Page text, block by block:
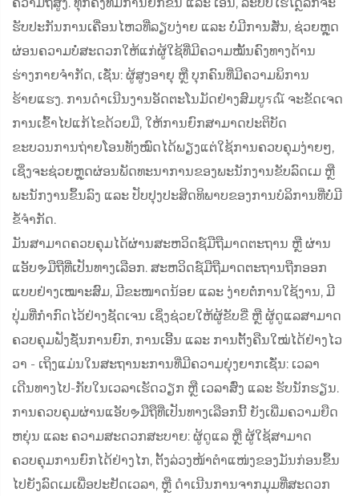
ຮັບປະກັນການເຄື່ອນໄຫວທີ່ລຽບງ່າຍ ແລະ ບໍ່ມີການສັ່ນ, ຊ່ວຍຫຼຸດ
ຜ່ອນຄວາມບໍ່ສະດວກໃຫ້ແກ່ຜູ້ໃຊ້ທີ່ມີຄວາມໝັ້ນຄົງທາງດ້ານ
ຮ່າງກາຍຈຳກັດ, ເຊັ່ນ: ຜູ້ສູງອາຍຸ ຫຼື ບຸກຄົນທີ່ມີຄວາມພິການ
ຮ້າຍແຮງ. ການດຳເນີນງານອັດຕະໂນມັດຢ່າງສົມບູรณ໌ ຈະຂັດເຈດ
ການເຂົ້າໄປແກ້ໄຂດ້ວຍມື, ໃຫ້ການຍົກສາມາດປະຕິບັດ
ຂະບວນການຖ່າຍໂອນທັງໝົດໄດ້ພຽງແຕ່ໃຊ້ການຄວບຄຸມງ່າຍໆ,
ເຊິ່ງຈະຊ່ວຍຫຼຸດຜ່ອນພັດທະນາການຂອງພະນັກງານຂັບລົດເມ ຫຼື
ພະນັກງານຂຶ້ນລົງ ແລະ ປັບປຸງປະສິດທິພາບຂອງການບໍລິການທີ່ບໍ່ມີ
ຂໍ້ຈຳກັດ.
ມັນສາມາດຄວບຄຸມໄດ້ຜ່ານສະຫວິດຊ໌ມືຖືມາດຕະຖານ ຫຼື ຜ່ານ
ແອັບຯມືຖືທີ່ເປັນທາງເລືອກ. ສະຫວິດຊ໌ມືຖືມາດຕະຖານຖືກອອກ
ແບບຢ່າງເໝາະສົມ, ມີຂະໜາດນ້ອຍ ແລະ ງ່າຍຕໍ່ການໃຊ້ງານ, ມີ​
ປຸ່ມ​ທີ່​ກຳ​ກົດ​ໄວ້ຢ່າງຊັດເຈນ ເຊິ່ງ​ຊ່ວຍ​ໃຫ້​ຜູ້ຂັບຂີ່ ຫຼື ຜູ້ດູແລ​ສາມາດ​
ຄວບຄຸມ​ຟັງຊັ່ນ​ການ​ຍົກ, ການ​ເອີ້ນ ແລະ ການ​ຕັ້ງ​ຄືນ​ໃໝ່​ໄດ້​ຢ່າງ​ໄວ​
ວາ - ເຖິງແມ່ນ​ໃນ​ສະຖານະການ​ທີ່​ມີ​ຄວາມ​ຍຸ່ງ​ຍາກ​ເຊັ່ນ: ເວລາ​
ເດີນທາງ​ໄປ-ກັບ​ໃນ​ເວລາ​ເຮັດວຽກ ຫຼື ເວລາ​ສົ່ງ ແລະ ຮັບ​ນັກ​ຮຽນ.
ການ​ຄວບຄຸມ​ຜ່ານ​ແອັບຯມືຖື​ທີ່ເປັນທາງເລືອກ​ນີ້ ຍັງ​ເພີ່ມ​ຄວາມ​ຍືດ​
ຫຍຸ່ນ ແລະ ຄວາມ​ສະດວກ​ສະບາຍ: ຜູ້ດູແລ ຫຼື ຜູ້ໃຊ້​ສາມາດ​
ຄວບຄຸມ​ການຍົກ​ໄດ້​ຢ່າງ​ໄກ, ຕັ້ງ​ລ່ວງ​ໜ້າ​ຕຳ​ແໜ່ງ​ຂອງ​ມັນ​ກ່ອນ​ຂຶ້ນ​
ໄປ​ຍັງ​ລົດ​ເມ​ເພື່ອ​ປະຢັດ​ເວລາ, ຫຼື ດຳເນີນ​ການ​ຈາກ​ມຸມ​ທີ່​ສະດວກ​